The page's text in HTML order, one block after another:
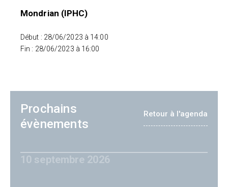
Mondrian (IPHC)
Début : 28/06/2023 à 14:00
Fin : 28/06/2023 à 16:00
Prochains
évènements
Retour à l'agenda
10 septembre 2026